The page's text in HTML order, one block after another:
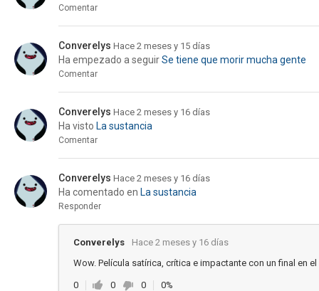
Comentar
Converelys Hace 2 meses y 15 días
Ha empezado a seguirSe tiene que morir mucha gente
Comentar
Converelys Hace 2 meses y 16 días
Ha visto La sustancia
Comentar
Converelys Hace 2 meses y 16 días
Ha comentado en La sustancia
Responder
Converelys
Hace 2 meses y 16 días
Wow. Película satírica, crítica e impactante con un final en
0 0 0 0%